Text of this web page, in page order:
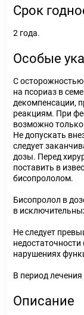
Срок
2 года.
Особые
С
на псориаз в
декомпенсации,
реакциям. При
возможно
Не допускать
следует
дозы. Перед
поставить в
бисопрололом.
Бисопролол в
в
Не следует
нарушениях
В период
Описание